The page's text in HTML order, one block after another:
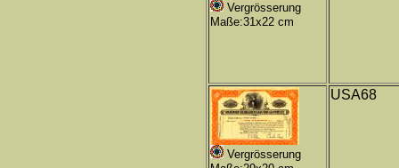
Vergrösserung
Maße:31x22 cm
Vergrösserung
USA68